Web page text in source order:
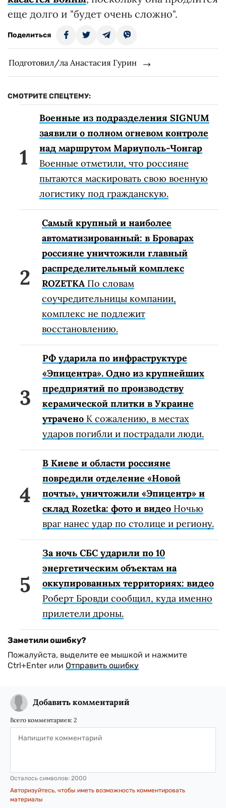
еще долго и "будет очень сложно".
Поделиться
Подготовил/ла Анастасия Гурин
СМОТРИТЕ СПЕЦТЕМУ:
Военные из подразделения SIGNUM
заявили о полном огневом контроле
над маршрутом Мариуполь-Чонгар
Военные отметили, что россияне
пытаются маскировать свою военную
логистику под гражданскую.
Самый крупный и наиболее
автоматизированный: в Броварах
россияне уничтожили главный
распределительный комплекс
ROZETKA По словам
соучредительницы компании,
комплекс не подлежит
восстановлению.
РФ ударила по инфраструктуре
«Эпицентра». Одно из крупнейших
предприятий по производству
керамической плитки в Украине
утрачено К сожалению, в местах
ударов погибли и пострадали люди.
В Киеве и области россияне
повредили отделение «Новой
почты», уничтожили «Эпицентр» и
склад Rozetka: фото и видео Ночью
враг нанес удар по столице и региону.
За ночь СБС ударили по 10
энергетическим объектам на
оккупированных территориях: видео
Роберт Бровди сообщил, куда именно
прилетели дроны.
Заметили ошибку?
Пожалуйста, выделите ее мышкой и нажмите
Ctrl+Enter или Отправить ошибку
Добавить комментарий
Всего комментариев: 2
Осталось символов: 2000
Авторизуйтесь, чтобы иметь возможность комментировать
материалы